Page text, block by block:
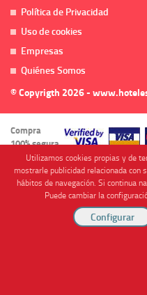
Política de Privacidad
Uso de cookies
Empresas
Quiénes Somos
© Copyrigth 2026 -
Compra
100% segura
Cofinanciado por
Utilizamos cookies propias y de
mostrarle publicidad relacionada con
hábitos de navegación. Si continua
Puede cambiar la